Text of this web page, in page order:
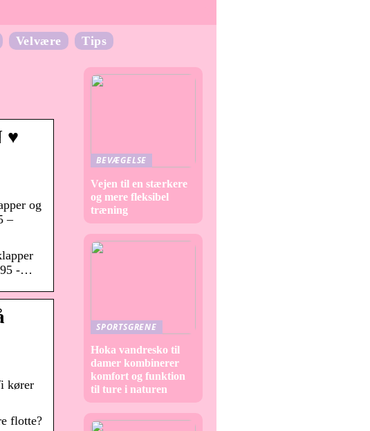
Velvære Tips
♥️
og
–
-…
kører
flotte?
BEVÆGELSE
Vejen til en stærkere
og mere fleksibel
træning
SPORTSGRENE
Hoka vandresko til
damer kombinerer
komfort og funktion
til ture i naturen